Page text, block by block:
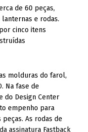
assinatura Fastback